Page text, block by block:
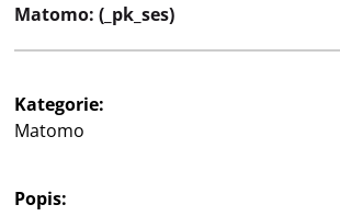
Matomo: (_pk_ses)
Kategorie:
Matomo
Popis: